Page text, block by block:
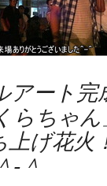
アート完
らちゃん
上げ花火
-＾